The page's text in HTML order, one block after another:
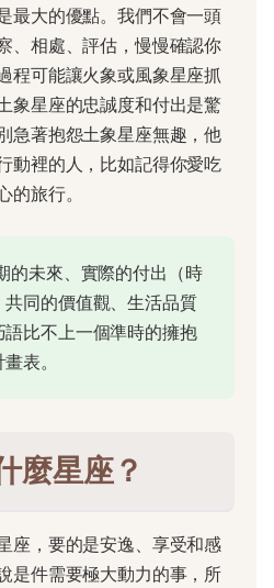
最大的優點。我們不會一頭
、相處、評估，慢慢確認你
程可能讓火象或風象星座抓
象星座的忠誠度和付出是驚
急著抱怨土象星座無趣，他
動裡的人，比如記得你愛吃
的旅行。
的未來、實際的付出（時
同的價值觀、生活品質
比不上一個準時的擁抱
表。
麼星座？
座，要的是安逸、享受和感
是件需要極大動力的事，所